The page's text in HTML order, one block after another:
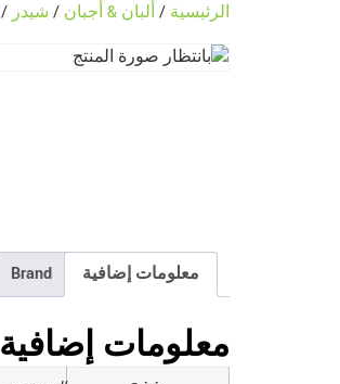
الرئيسية / ألبان & أجبان / شيدر /
معلومات إضافية Brand
معلومات إضافية